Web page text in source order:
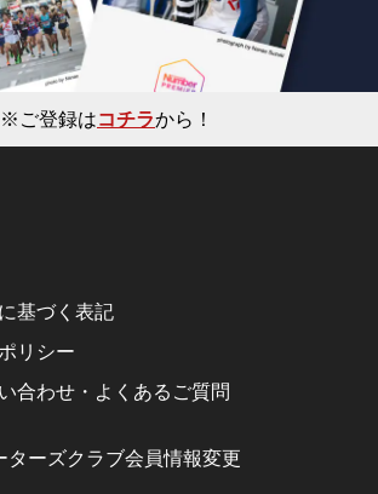
※ご登録はコチラから！
基づく表記
リシー
合わせ・よくあるご質問
ターズクラブ会員情報変更